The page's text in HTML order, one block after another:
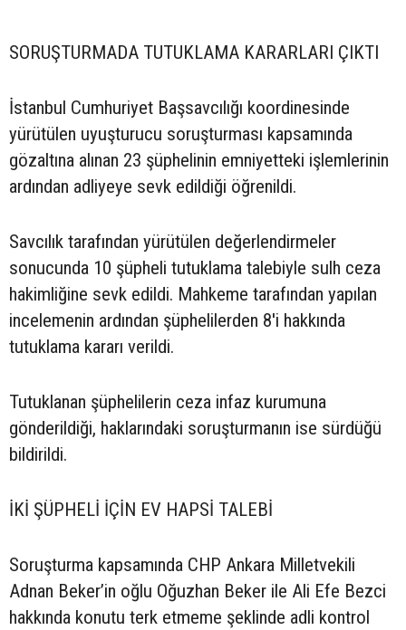
SORUŞTURMADA TUTUKLAMA KARARLARI ÇIKTI
İstanbul Cumhuriyet Başsavcılığı koordinesinde
yürütülen uyuşturucu soruşturması kapsamında
gözaltına alınan 23 şüphelinin emniyetteki işlemlerinin
ardından adliyeye sevk edildiği öğrenildi.
Savcılık tarafından yürütülen değerlendirmeler
sonucunda 10 şüpheli tutuklama talebiyle sulh ceza
hakimliğine sevk edildi. Mahkeme tarafından yapılan
incelemenin ardından şüphelilerden 8'i hakkında
tutuklama kararı verildi.
Tutuklanan şüphelilerin ceza infaz kurumuna
gönderildiği, haklarındaki soruşturmanın ise sürdüğü
bildirildi.
İKİ ŞÜPHELİ İÇİN EV HAPSİ TALEBİ
Soruşturma kapsamında CHP Ankara Milletvekili
Adnan Beker’in oğlu Oğuzhan Beker ile Ali Efe Bezci
hakkında konutu terk etmeme şeklinde adli kontrol